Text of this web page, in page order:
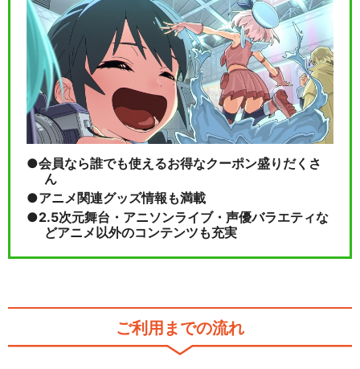
会員なら誰でも使えるお得なクーポン盛りだくさ
ん
アニメ関連グッズ情報も満載
2.5次元舞台・アニソンライブ・声優バラエティな
どアニメ以外のコンテンツも充実
ご利用までの流れ